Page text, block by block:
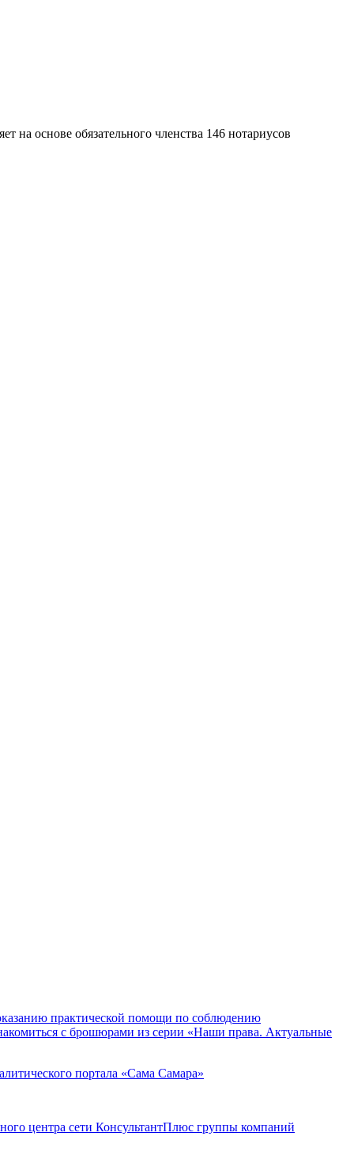
на основе обязательного членства 146 нотариусов
практической помощи по соблюдению
с брошюрами из серии «Наши права. Актуальные
портала «Сама Самара»
центра сети КонсультантПлюс группы компаний